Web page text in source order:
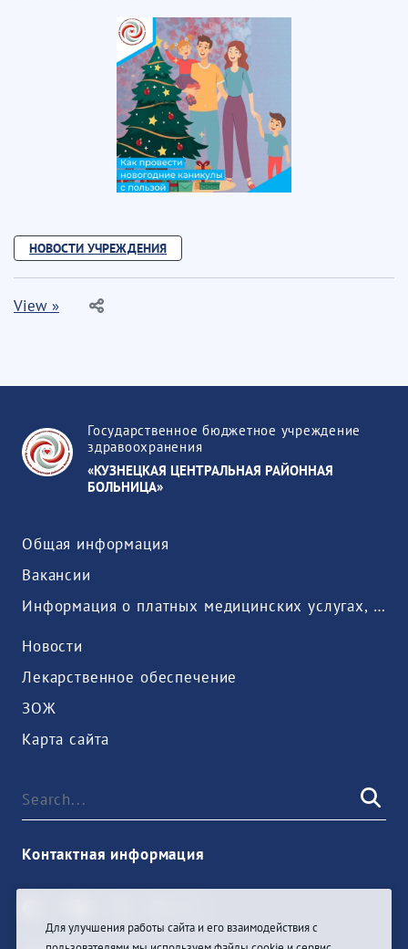
НОВОСТИ УЧРЕЖДЕНИЯ
View »
Государственное бюджетное учреждение
здравоохранения
«КУЗНЕЦКАЯ ЦЕНТРАЛЬНАЯ РАЙОННАЯ
БОЛЬНИЦА»
Общая информация
Вакансии
Информация о платных медицинских услугах, предоставляемых медицинской организацией
Новости
Лекарственное обеспечение
ЗОЖ
Карта сайта
Контактная информация
Для улучшения работы сайта и его взаимодействия с